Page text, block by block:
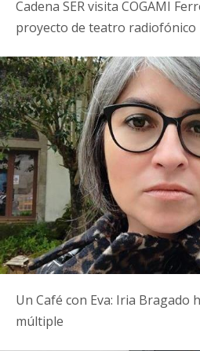
Cadena SER visita COGAMI
proyecto de teatro radiofónico
Un Café con Eva: Iria Bragado
múltiple